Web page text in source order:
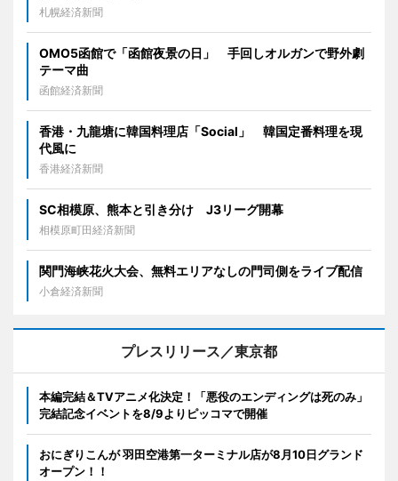
札幌経済新聞
OMO5函館で「函館夜景の日」 手回しオルガンで野外劇
テーマ曲
函館経済新聞
香港・九龍塘に韓国料理店「Social」 韓国定番料理を現
代風に
香港経済新聞
SC相模原、熊本と引き分け J3リーグ開幕
相模原町田経済新聞
関門海峡花火大会、無料エリアなしの門司側をライブ配信
小倉経済新聞
プレスリリース／東京都
本編完結＆TVアニメ化決定！「悪役のエンディングは死のみ」
完結記念イベントを8/9よりピッコマで開催
おにぎりこんが 羽田空港第一ターミナル店が8月10日グランド
オープン！！